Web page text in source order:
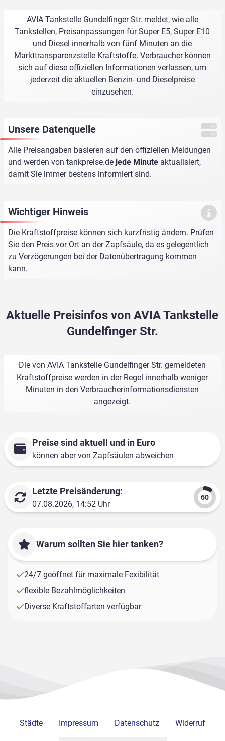
AVIA Tankstelle Gundelfinger Str. meldet, wie alle
Tankstellen, Preisanpassungen für Super E5, Super E10
und Diesel innerhalb von fünf Minuten an die
Markttransparenzstelle Kraftstoffe. Verbraucher können
sich auf diese offiziellen Informationen verlassen, um
jederzeit die aktuellen Benzin- und Dieselpreise
einzusehen.
Unsere Datenquelle
Alle Preisangaben basieren auf den offiziellen Meldungen
und werden von tankpreise.de jede Minute aktualisiert,
damit Sie immer bestens informiert sind.
Wichtiger Hinweis
Die Kraftstoffpreise können sich kurzfristig ändern. Prüfen
Sie den Preis vor Ort an der Zapfsäule, da es gelegentlich
zu Verzögerungen bei der Datenübertragung kommen
kann.
Aktuelle Preisinfos von AVIA Tankstelle
Gundelfinger Str.
Die von AVIA Tankstelle Gundelfinger Str. gemeldeten
Kraftstoffpreise werden in der Regel innerhalb weniger
Minuten in den Verbraucherinformationsdiensten
angezeigt.
Preise sind aktuell und in Euro
können aber von Zapfsäulen abweichen
Letzte Preisänderung:
07.08.2026, 14:52 Uhr
Warum sollten Sie hier tanken?
24/7 geöffnet für maximale Fexibilität
flexible Bezahlmöglichkeiten
Diverse Kraftstoffarten verfügbar
Städte Impressum Datenschutz Widerruf